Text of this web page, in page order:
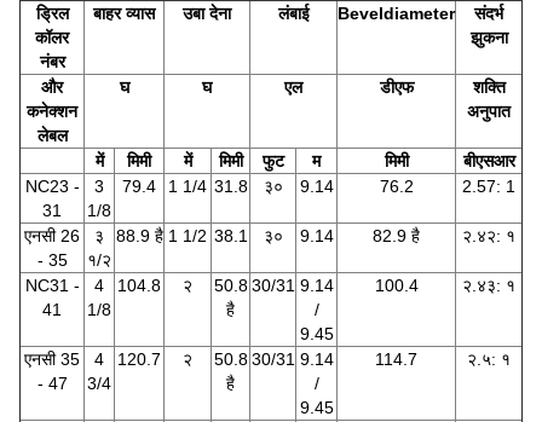
ड्रिल
कॉलर
नंबर
बाहर व्यास उबा देना लंबाई Beveldiameter
संदर्भ
झुकना
और
कनेक्शन
लेबल
घ घ एल डीएफ
शक्ति
अनुपात
में मिमी में मिमी फुट म मिमी
बीएसआर
NC23 -
31
3
1/8
79.4 1 1/4 31.8 ३० 9.14 76.2 2.57: 1
एनसी 26
- 35
३
१/२
88.9 है 1 1/2 38.1 ३० 9.14 82.9 है २.४२: १
NC31 -
41
4
1/8
104.8 २
50.8
है
30/31 9.14
/
9.45
100.4 २.४३: १
एनसी 35
- 47
4
3/4
120.7 २
50.8
है
30/31 9.14
/
9.45
114.7 २.५: १